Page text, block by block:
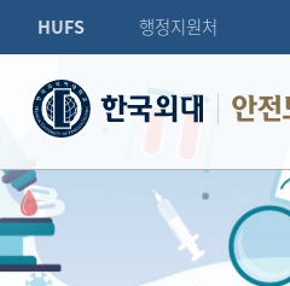
HUFS 행정지원처
안전